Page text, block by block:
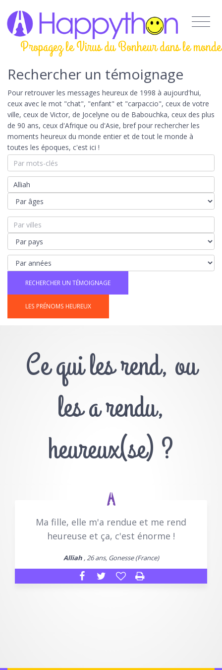
Propagez le Virus du Bonheur dans le monde
Rechercher un témoignage
Pour retrouver les messages heureux de 1998 à aujourd'hui,
ceux avec le mot "chat", "enfant" et "carpaccio", ceux de votre
ville, ceux de Victor, de Jocelyne ou de Babouchka, ceux des plus
de 90 ans, ceux d'Afrique ou d'Asie, bref pour rechercher les
moments heureux du monde entier et de tout le monde à
toutes les époques, c'est ici !
LES PRÉNOMS HEUREUX
Ce qui les rend, ou
les a rendu,
heureux(se) ?
Ma fille, elle m'a rendue et me rend
heureuse et ça, c'est énorme !
Alliah, 26 ans, Gonesse (France)